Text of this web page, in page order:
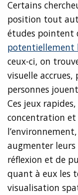
Certains
position tout
études pointent
potentiellement
ceux-ci, on
visuelle
personnes
Ces jeux
concentration et
augmenter leurs
réflexion et de
quant à eux les
visualisation